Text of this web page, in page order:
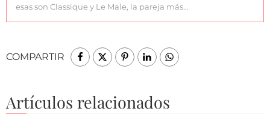
esas son Classique y Le Male, la pareja más…
COMPARTIR
Artículos relacionados